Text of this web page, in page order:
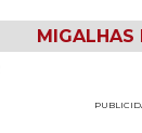
MIGALHAS